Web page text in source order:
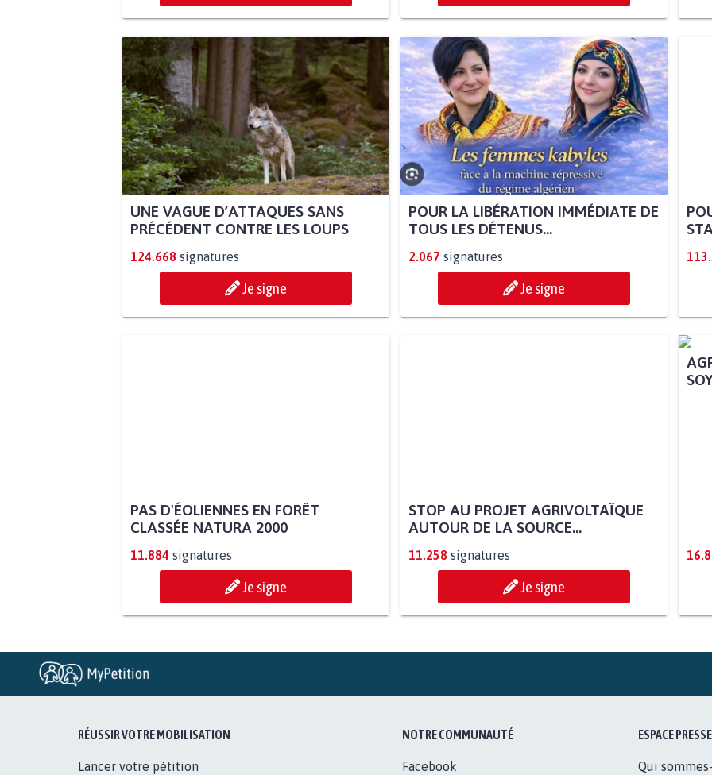
UNE VAGUE D’ATTAQUES SANS
PRÉCÉDENT CONTRE LES LOUPS
124.668 signatures
Je signe
POUR LA LIBÉRATION IMMÉDIATE DE
TOUS LES DÉTENUS...
2.067 signatures
Je signe
PAS D'ÉOLIENNES EN FORÊT
CLASSÉE NATURA 2000
11.884 signatures
Je signe
STOP AU PROJET AGRIVOLTAÏQUE
AUTOUR DE LA SOURCE...
11.258 signatures
Je signe
RÉUSSIR VOTRE MOBILISATION
Lancer votre pétition
NOTRE COMMUNAUTÉ
Facebook
ESPACE PRESSE
Qui